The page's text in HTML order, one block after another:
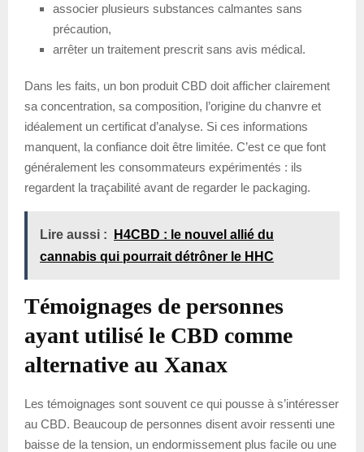
associer plusieurs substances calmantes sans
précaution,
arrêter un traitement prescrit sans avis médical.
Dans les faits, un bon produit CBD doit afficher clairement
sa concentration, sa composition, l’origine du chanvre et
idéalement un certificat d’analyse. Si ces informations
manquent, la confiance doit être limitée. C’est ce que font
généralement les consommateurs expérimentés : ils
regardent la traçabilité avant de regarder le packaging.
Lire aussi :
H4CBD : le nouvel allié du
cannabis qui pourrait détrôner le HHC
Témoignages de personnes
ayant utilisé le CBD comme
alternative au Xanax
Les témoignages sont souvent ce qui pousse à s’intéresser
au CBD. Beaucoup de personnes disent avoir ressenti une
baisse de la tension, un endormissement plus facile ou une